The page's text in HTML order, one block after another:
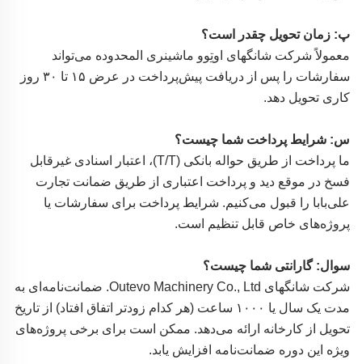
پ: زمان تحویل چقدر است؟
معمولاً شرکت شانگهای اوتِوو ماشینری المحدوده می‌تواند
سفارشات را پس از دریافت پیش‌پرداخت در عرض ۱۵ تا ۳۰ روز
کاری تحویل دهد.
س: شرایط پرداخت شما چیست؟
ما پرداخت از طریق حواله بانکی (T/T)، اعتبار اسنادی غیرقابل
فسخ در موقع دید و پرداخت اعتباری از طریق ضمانت تجارت
علی‌بابا را قبول می‌کنیم. شرایط پرداخت برای سفارشات یا
پروژه‌های خاص قابل تنظیم است.
سوال: گارانتی شما چیست؟
شرکت شانگهای Outevo Machinery Co., Ltd. ضمانت‌نامه‌ای به
مدت یک سال یا ۱۰۰۰ ساعت (هر کدام زودتر اتفاق افتاد) از تاریخ
تحویل از کارخانه ارائه می‌دهد. ممکن است برای برخی پروژه‌های
ویژه این دوره ضمانت‌نامه افزایش یابد.